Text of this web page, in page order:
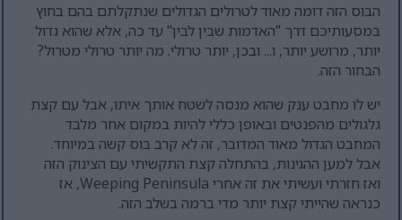
הבוס הזה דומה מאוד לטרולים הגדולים שנתקלתם בהם בחוץ
במסעותיכם דרך "האדמות שבין לבין" עד כה, אלא שהוא גדול
יותר, מרושע יותר, ו... ובכן, יותר טרולי. מה יותר טרולי מטרול?
הבחור הזה.
יש לו מחבט ענק שהוא מנסה לשטח אותך איתו, אבל עם קצת
גלגולים מהפנטים ובאופן כללי להיות במקום אחר מלבד
המחבט הגדול מאוד המדובר, זה לא קרב בוס קשה במיוחד.
אבל למען ההגינות, בהתחלה קצת התקשיתי עם הצינוק הזה
ואז חזרתי ועשיתי את זה אחרי Weeping Peninsula, אז
כנראה שהייתי קצת יותר מדי ברמה בשלב הזה.